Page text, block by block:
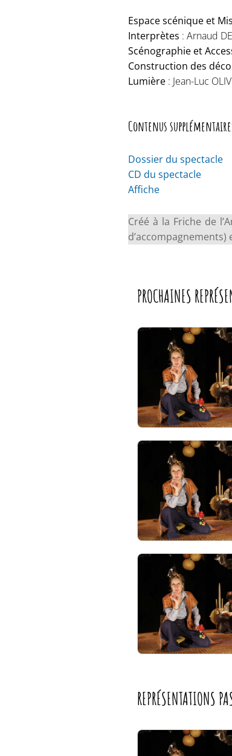
Espace scénique et
Interprètes : Arnaud
Scénographie et
Construction des
Lumière : Jean-Luc
Contenus
Dossier du spectacle
CD du spectacle
Affiche
Créé à la Friche de
d’accompagnements)
PROCHAINES
REPRÉSENTATIONS